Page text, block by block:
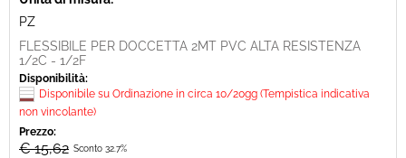
PZ
FLESSIBILE PER DOCCETTA 2MT PVC ALTA RESISTENZA
1/2C - 1/2F
Disponibilità:
Disponibile su Ordinazione in circa 10/20gg (Tempistica indicativa
non vincolante)
Prezzo:
€ 15,62 Sconto 32.7%